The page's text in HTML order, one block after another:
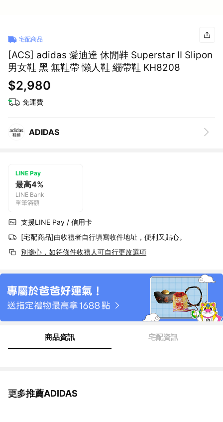
宅配商品
[ACS] adidas 愛迪達 休閒鞋 Superstar II Slipon
男女鞋 黑 無鞋帶 懶人鞋 繃帶鞋 KH8208
$2,980
免運費
ADIDAS
LINE Pay
最高4%
LINE Bank
單筆滿額
支援LINE Pay / 信用卡
[宅配商品]由收禮者自行填寫收件地址，便利又貼心。
別擔心，如符條件收禮人可自行更改選項
商品資訊 宅配資訊
更多推薦ADIDAS
看更多